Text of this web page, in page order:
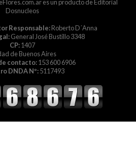
es un producto de Editorial
Dosnucleos
Responsable:Roberto D´Anna
General José Bustillo 3348
CP:1407
de Buenos Aires
contacto:153 600 6906
DNDA Nº:5117493